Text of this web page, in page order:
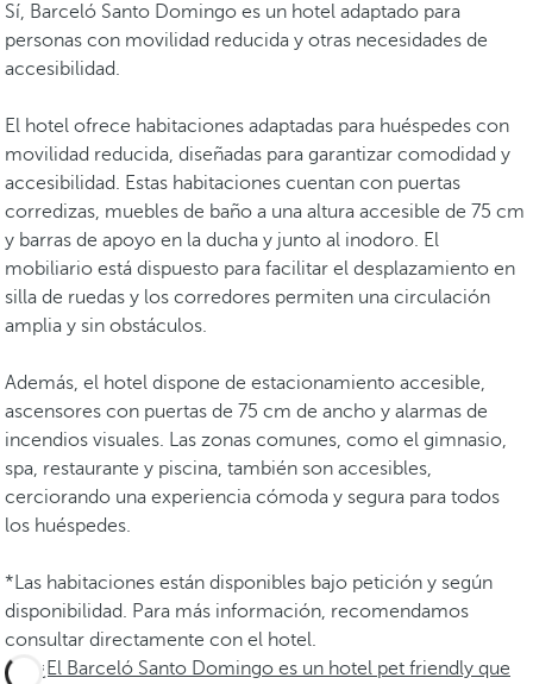
Sí, Barceló Santo Domingo es un hotel adaptado para
personas con movilidad reducida y otras necesidades de
accesibilidad.
El hotel ofrece habitaciones adaptadas para huéspedes con
movilidad reducida, diseñadas para garantizar comodidad y
accesibilidad. Estas habitaciones cuentan con puertas
corredizas, muebles de baño a una altura accesible de 75 cm
y barras de apoyo en la ducha y junto al inodoro. El
mobiliario está dispuesto para facilitar el desplazamiento en
silla de ruedas y los corredores permiten una circulación
amplia y sin obstáculos.
Además, el hotel dispone de estacionamiento accesible,
ascensores con puertas de 75 cm de ancho y alarmas de
incendios visuales. Las zonas comunes, como el gimnasio,
spa, restaurante y piscina, también son accesibles,
cerciorando una experiencia cómoda y segura para todos
los huéspedes.
*Las habitaciones están disponibles bajo petición y según
disponibilidad. Para más información, recomendamos
consultar directamente con el hotel.
¿El Barceló Santo Domingo es un hotel pet friendly que